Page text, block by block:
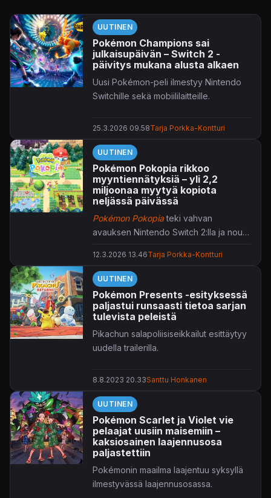
UUTINEN
Pokémon Champions sai
julkaisupäivän – Switch 2 -
päivitys mukana alusta alkaen
Uusi Pokémon-peli ilmestyy Nintendo
Switchille sekä mobiililaitteille.
25.3.2026 09.58Tarja Porkka-Kontturi
UUTINEN
Pokémon Pokopia rikkoo
myyntiennätyksiä – yli 2,2
miljoonaa myytyä kopiota
neljässä päivässä
Pokémon Pokopiateki vahvan
avauksen Nintendo Switch 2:lla ja nousi
joukkoon.
12.3.2026 13.46Tarja Porkka-Kontturi
UUTINEN
Pokémon Presents -esityksessä
paljastui runsaasti tietoa sarjan
tulevista peleistä
Pikachun salapoliisiseikkailut esittäytyy
uudella trailerilla.
8.8.2023 20.33Santtu Honkanen
UUTINEN
Pokémon Scarlet ja Violet vie
pelaajat uusiin maisemiin –
kaksiosainen laajennusosa
paljastettiin
Pokémonin maailma laajentuu syksyllä
ilmestyvässä laajennusosassa.